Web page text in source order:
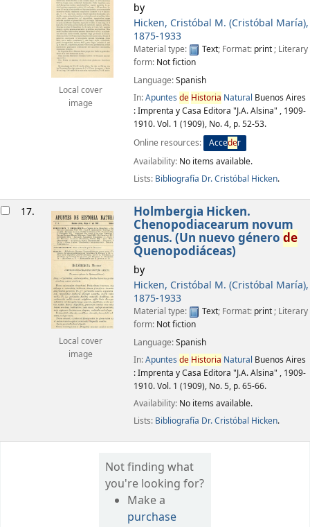
Local cover
image
by
Hicken, Cristóbal M. (Cristóbal María),
1875-1933
Material type: Text; Format: print; Literary
form: Not fiction
Language:Spanish
In:Apuntes de Historia Natural Buenos Aires
: Imprenta y Casa Editora "J.A. Alsina" , 1909-
1910. Vol. 1 (1909), No. 4, p. 52-53.
Online resources:
Acceder
Availability: No items available.
Lists: Bibliografía Dr. Cristóbal Hicken.
17.
Local cover
image
Holmbergia Hicken.
Chenopodiacearum novum
genus. (Un nuevo género de
Quenopodiáceas)
by
Hicken, Cristóbal M. (Cristóbal María),
1875-1933
Material type: Text; Format: print; Literary
form: Not fiction
Language:Spanish
In:Apuntes de Historia Natural Buenos Aires
: Imprenta y Casa Editora "J.A. Alsina" , 1909-
1910. Vol. 1 (1909), No. 5, p. 65-66.
Availability: No items available.
Lists: Bibliografía Dr. Cristóbal Hicken.
Not finding what
you're looking for?
Make a
purchase